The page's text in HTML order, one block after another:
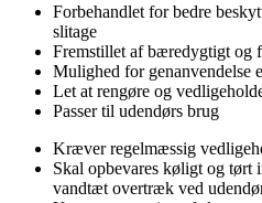
Forbehandlet for bedre
slitage
Fremstillet af bæredygtigt og
Mulighed for genanvendelse
Let at rengøre og
Passer til udendørs brug
Kræver regelmæssig
Skal opbevares køligt og tørt
vandtæt overtræk ved